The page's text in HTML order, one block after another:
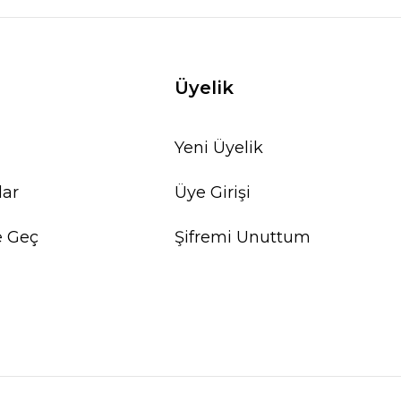
Geç
Üyelik
Yeni Üyelik
Üye Girişi
Şifremi Unuttum